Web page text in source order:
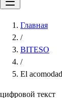
Главная
/
BITESO
/
El
цифровой текст